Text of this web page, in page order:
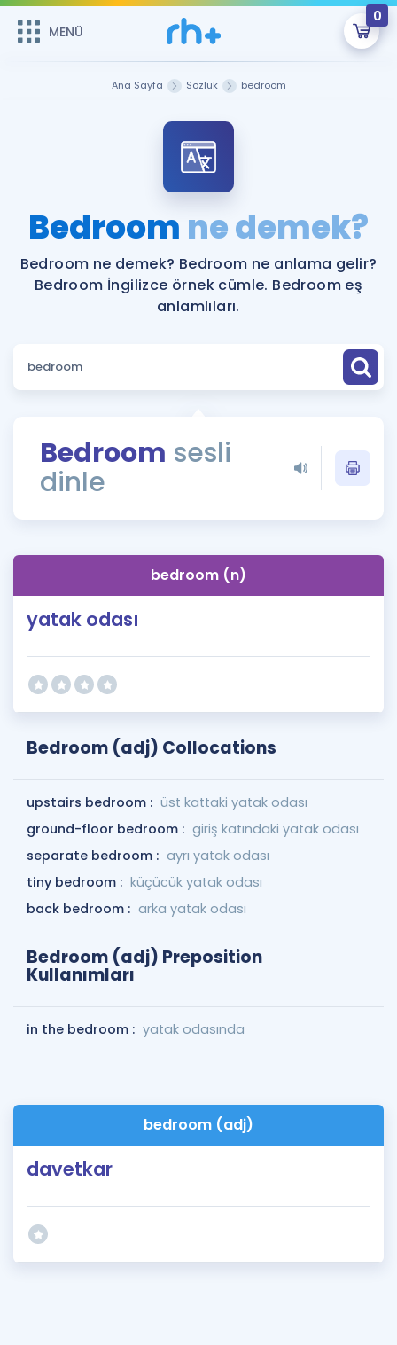
MENÜ
0
ÜYE DEĞİLİM
Sepetin Şu An Boş.
Remzi Hoca ile seni sınava hazırlayacak onlarca eğitim seni
bekliyor!
MENÜ
Faydalı Araçlar
Sözlük
Rehberlik Aracı
ÖSYM Sınav Takvimi
İngilizce Gramer
Hakkımızda
Ana Sayfa Sözlük bedroom
Bedroom ne demek?
Bedroom ne demek? Bedroom ne anlama gelir?
Bedroom İngilizce örnek cümle. Bedroom eş
anlamlıları.
Bedroom sesli
dinle
bedroom (n)
yatak odası
Bedroom (adj) Collocations
upstairs bedroom : üst kattaki yatak odası
ground-floor bedroom : giriş katındaki yatak odası
separate bedroom : ayrı yatak odası
tiny bedroom : küçücük yatak odası
back bedroom : arka yatak odası
Bedroom (adj) Preposition
Kullanımları
in the bedroom : yatak odasında
bedroom (adj)
davetkar